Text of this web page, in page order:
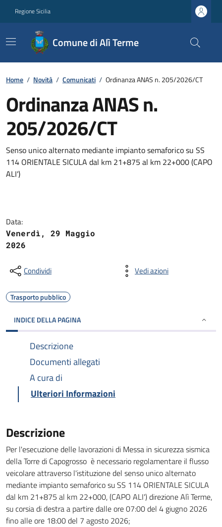
Regione Sicilia
Comune di Alì Terme
Home / Novità / Comunicati / Ordinanza ANAS n. 205/2026/CT
Ordinanza ANAS n.
205/2026/CT
Senso unico alternato mediante impianto semaforico su SS
114 ORIENTALE SICULA dal km 21+875 al km 22+000 (CAPO
ALI')
Data:
Venerdì, 29 Maggio
2026
Condividi Vedi azioni
Trasporto pubblico
INDICE DELLA PAGINA
Descrizione
Documenti allegati
A cura di
Ulteriori Informazioni
Descrizione
Per l'esecuzione delle lavorazioni di Messa in sicurezza sismica
della Torre di Capogrosso è necessario regolamentare il flusso
veicolare attraverso l'istituzione del senso unico alternato
mediante impianto semaforico su SS 114 ORIENTALE SICULA
dal km 21+875 al km 22+000, (CAPO ALI') direzione Alì Terme,
su corsia di destra a partire dalle ore 07:00 del 4 giugno 2026
fino alle ore 18:00 del 7 agosto 2026;